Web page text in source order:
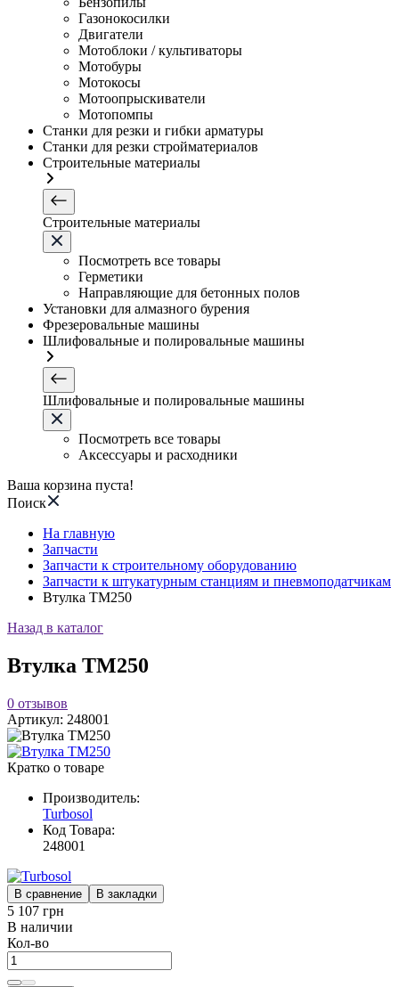
Газонокосилки
Двигатели
Мотоблоки / культиваторы
Мотобуры
Мотокосы
Мотоопрыскиватели
Мотопомпы
Станки для резки и гибки арматуры
Станки для резки стройматериалов
Строительные материалы
Строительные материалы
Посмотреть все товары
Герметики
Направляющие для бетонных полов
Установки для алмазного бурения
Фрезеровальные машины
Шлифовальные и полировальные машины
Шлифовальные и полировальные машины
Посмотреть все товары
Аксессуары и расходники
Ваша корзина пуста!
Поиск
На главную
Запчасти
Запчасти к строительному оборудованию
Запчасти к штукатурным станциям и пневмоподатчикам
Втулка TM250
Назад в каталог
Втулка TM250
0 отзывов
Артикул: 248001
Кратко о товаре
Производитель:
Turbosol
Код Товара:
248001
В сравнение В закладки
5 107 грн
В наличии
Кол-во